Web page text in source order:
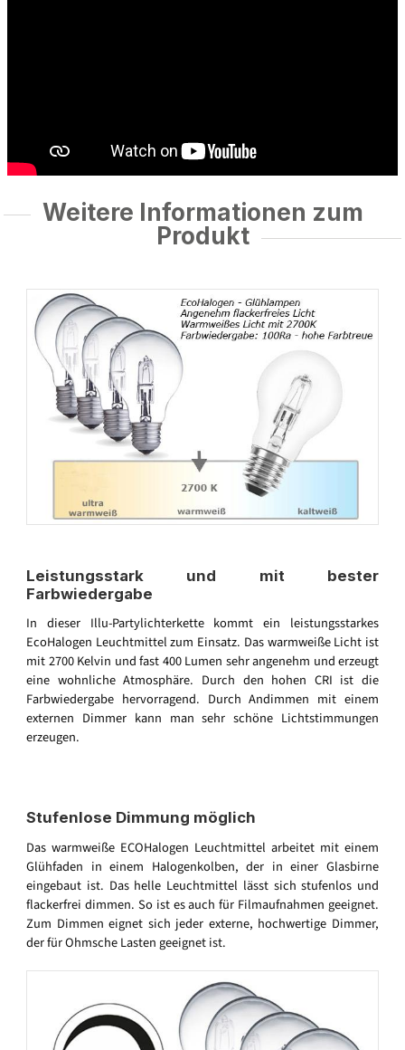
Weitere Informationen zum
Produkt
Leistungsstark und mit bester
Farbwiedergabe
In dieser Illu-Partylichterkette kommt ein leistungsstarkes
EcoHalogen Leuchtmittel zum Einsatz. Das warmweiße Licht ist
mit 2700 Kelvin und fast 400 Lumen sehr angenehm und erzeugt
eine wohnliche Atmosphäre. Durch den hohen CRI ist die
Farbwiedergabe hervorragend. Durch Andimmen mit einem
externen Dimmer kann man sehr schöne Lichtstimmungen
erzeugen.
Stufenlose Dimmung möglich
Das warmweiße ECOHalogen Leuchtmittel arbeitet mit einem
Glühfaden in einem Halogenkolben, der in einer Glasbirne
eingebaut ist. Das helle Leuchtmittel lässt sich stufenlos und
flackerfrei dimmen. So ist es auch für Filmaufnahmen geeignet.
Zum Dimmen eignet sich jeder externe, hochwertige Dimmer,
der für Ohmsche Lasten geeignet ist.